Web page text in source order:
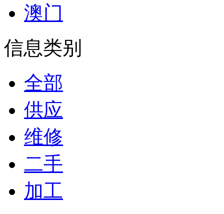
澳门
信息类别
全部
供应
维修
二手
加工